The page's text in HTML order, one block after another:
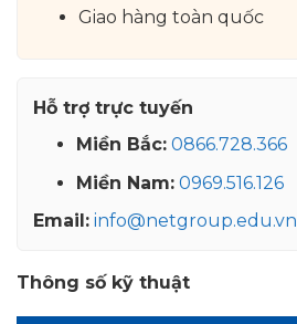
Giao hàng toàn quốc
Hỗ trợ trực tuyến
Miền Bắc: 0866.728.366
Miền Nam: 0969.516.126
Email: info@netgroup.edu.vn
Thông số kỹ thuật